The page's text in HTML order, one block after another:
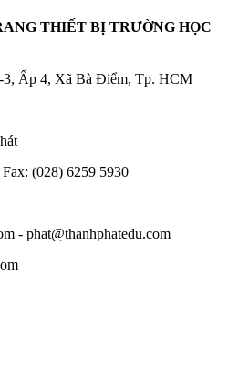
THIẾT BỊ TRƯỜNG HỌC
Ấp 4, Xã Bà Điểm, Tp. HCM
(028) 6259 5930
- phat@thanhphatedu.com